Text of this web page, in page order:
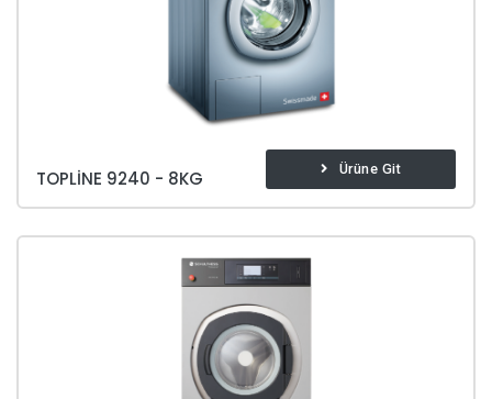
TOPLINE 9240 - 8KG Ürüne Git